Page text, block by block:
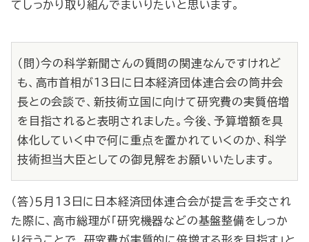
てしっかり取り組んでまいりたいと思います。
（問）今の科学新聞さんの質問の関連なんですけれど
も、高市首相が13日に日本経済団体連合会の筒井会
長との会談で、新技術立国に向けて研究費の実質倍増
を目指されると表明されました。今後、予算増額を具
体化していく中で何に重点を置かれていくのか、科学
技術担当大臣としての御見解をお願いいたします。
（答）５月13日に日本経済団体連合会が提言を手交され
た際に、高市総理が「研究機器などの基盤整備をしっか